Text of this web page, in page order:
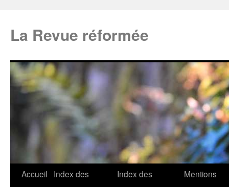
La Revue réformée
Accueil
Index des
Index des
Mentions